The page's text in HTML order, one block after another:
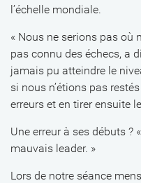
l’échelle mondiale.
« Nous ne serions pas où
pas connu des échecs, a
jamais pu atteindre le
si nous n’étions pas
erreurs et en tirer ensuite
Une erreur à ses débuts ?
mauvais leader. »
Lors de notre séance